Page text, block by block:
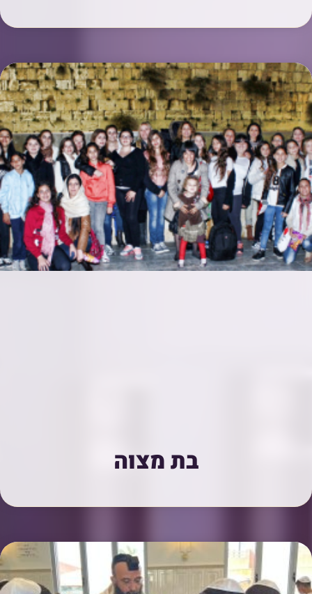
בת מצוה